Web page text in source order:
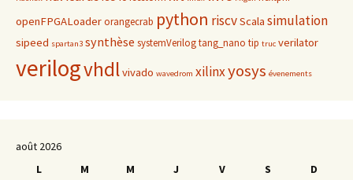
openFPGALoaderorangecrab python riscvScala simulation
sipeed spartan3 synthèse systemVerilogtang_nano tip truc verilator
verilogvhdlvivado wavedrom xilinxyosys évenements
août 2026
L
M M J V S
D